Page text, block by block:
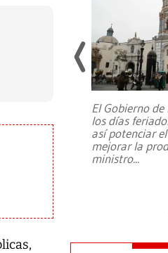
El Gobierno
los días
así potenciar
mejorar la
ministro...